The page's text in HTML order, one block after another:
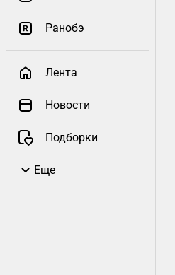
Ранобэ
Лента
Новости
Подборки
Еще